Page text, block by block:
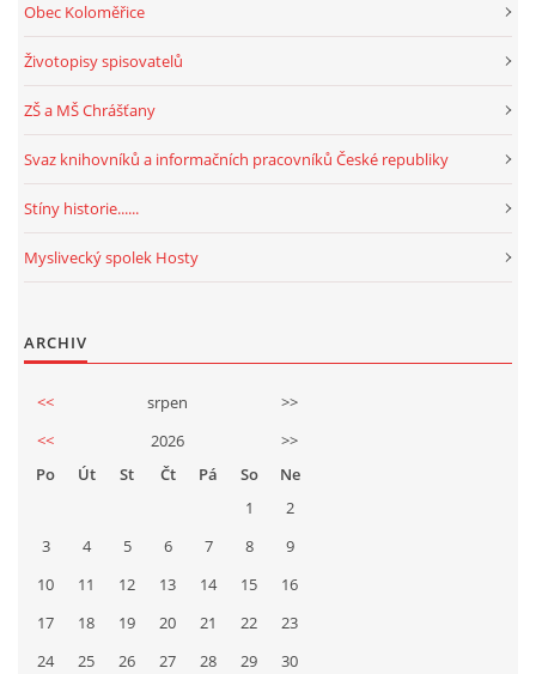
Obec Koloměřice
Životopisy spisovatelů
ZŠ a MŠ Chrášťany
Svaz knihovníků a informačních pracovníků České republiky
Stíny historie......
Myslivecký spolek Hosty
ARCHIV
<< srpen
>>
<<
2026
>>
Po
Út St Čt Pá So
Ne
1
2
3
4 5 6 7 8
9
10
11 12 13 14 15
16
17
18 19 20 21 22
23
24
25 26 27 28 29
30